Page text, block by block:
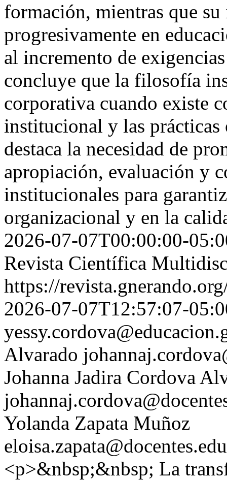
formación, mientras que
progresivamente en
al incremento de
concluye que la filosofía
corporativa cuando existe
institucional y las prácticas
destaca la necesidad de
apropiación, evaluación y
institucionales para
organizacional y en la
2026-07-07T00:00:00-
Revista Científica
https://
2026-07-07T12:57:07-
Alvarado
Johanna Jadira Cordova
Yolanda Zapata Muñoz
<p>&nbsp;&nbsp; La